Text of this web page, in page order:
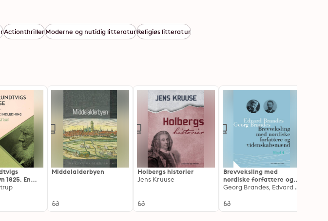
ActionthrillerModerne og nutidig litteraturReligiøs litteratur
1825. En
Middelalderbyen
Holbergs historier
Jens Kruuse
Brevveksling med
nordiske forfattere og
videnskabsmænd (bind Georg Brandes, Edvard Brandes